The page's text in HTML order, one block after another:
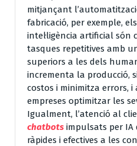
mitjançant
fabricació, per exemple,
intel·ligència artificial són
tasques repetitives amb
superiors a les dels
incrementa la producció,
costos i minimitza errors, i
empreses optimitzar les
Igualment, l’atenció al
chatbots impulsats per IA
ràpides i efectives a les